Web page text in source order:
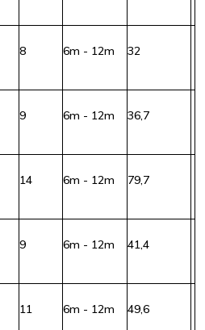
8 6m - 12m 32
9 6m - 12m 36,7
14 6m - 12m 79,7
9 6m - 12m 41,4
11 6m - 12m 49,6